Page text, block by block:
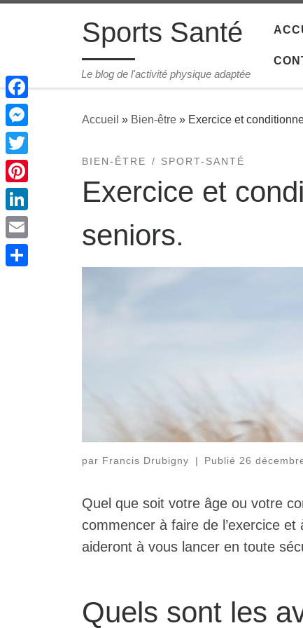
Passer au contenuSports Santé
Le blog de l'activité physique adaptée
Accueil » Bien-être » Exercice et
BIEN-ÊTRE SPORT-SANTÉ
Exercice et
seniors.
par Francis Drubigny | Publié 26
Quel que soit votre âge ou votre
commencer à faire de l’exercice
aideront à vous lancer en toute
Quels sont les
Facebook
Messenger
Twitter
Pinterest
LinkedIn
Email